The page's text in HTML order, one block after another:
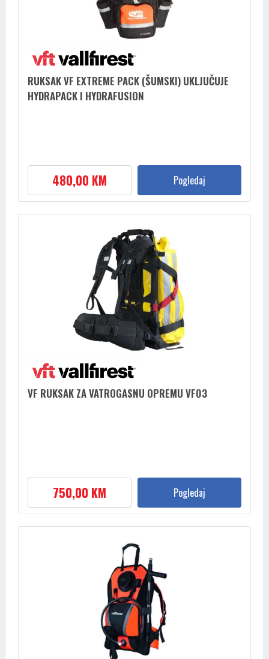
RUKSAK VF EXTREME PACK (ŠUMSKI) UKLJUČUJE
HYDRAPACK I HYDRAFUSION
480,00 KM Pogledaj
VF RUKSAK ZA VATROGASNU OPREMU VF03
750,00 KM Pogledaj